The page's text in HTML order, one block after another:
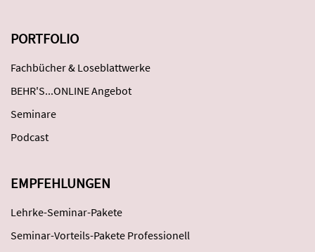
PORTFOLIO
Fachbücher & Loseblattwerke
BEHR'S...ONLINE Angebot
Seminare
Podcast
EMPFEHLUNGEN
Lehrke-Seminar-Pakete
Seminar-Vorteils-Pakete Professionell